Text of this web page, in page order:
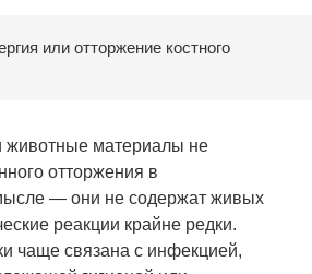
или отторжение костного
животные материалы не
отторжения в
— они не содержат живых
реакции крайне редки.
чаще связана с инфекцией,